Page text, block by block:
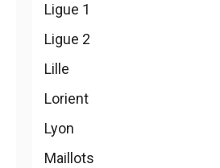
Ligue 1
Ligue 2
Lille
Lorient
Lyon
Maillots